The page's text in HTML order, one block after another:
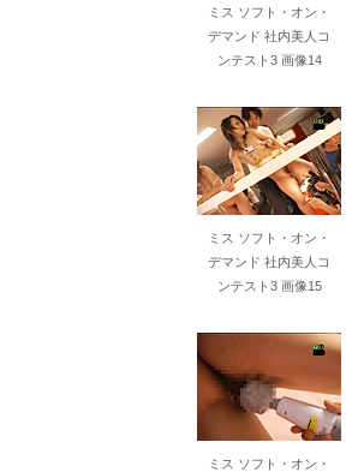
ミス ソフト・オン・
デマンド 社内美人コ
ンテスト3 画像14
ミス ソフト・オン・
デマンド 社内美人コ
ンテスト3 画像15
ミス ソフト・オン・